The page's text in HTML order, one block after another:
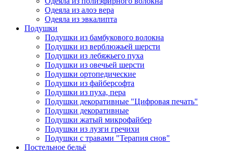
Одеяла из алоэ вера
Одеяла из эвкалипта
Подушки
Подушки из бамбукового волокна
Подушки из верблюжьей шерсти
Подушки из лебяжьего пуха
Подушки из овечьей шерсти
Подушки ортопедические
Подушки из файберсофта
Подушки из пуха, пера
Подушки декоративные "Цифровая печать"
Подушки декоративные
Подушки жатый микрофайбер
Подушки из лузги гречихи
Подушки с травами "Терапия снов"
Постельное бельё